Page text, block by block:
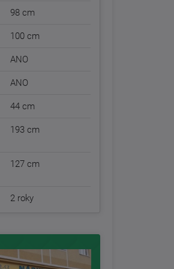
98 cm
100 cm
ANO
ANO
44 cm
193 cm
127 cm
2 roky